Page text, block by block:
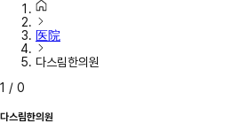
医院
다스림한의원
1 / 0
다스림한의원